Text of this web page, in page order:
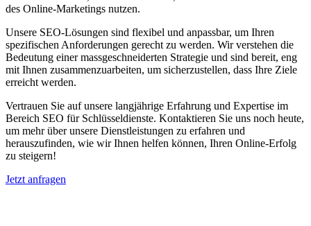
des Online-Marketings nutzen.
Unsere SEO-Lösungen sind flexibel und anpassbar, um Ihren
spezifischen Anforderungen gerecht zu werden. Wir verstehen die
Bedeutung einer massgeschneiderten Strategie und sind bereit, eng
mit Ihnen zusammenzuarbeiten, um sicherzustellen, dass Ihre Ziele
erreicht werden.
Vertrauen Sie auf unsere langjährige Erfahrung und Expertise im
Bereich SEO für Schlüsseldienste. Kontaktieren Sie uns noch heute,
um mehr über unsere Dienstleistungen zu erfahren und
herauszufinden, wie wir Ihnen helfen können, Ihren Online-Erfolg
zu steigern!
Jetzt anfragen